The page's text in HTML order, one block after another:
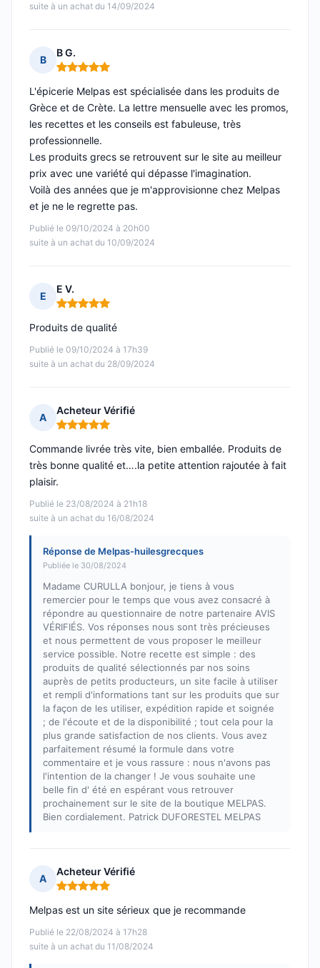
suite à un achat du 14/09/2024
B
B G.
Note : 5 sur 5
Publié le 09/10/2024 à 20h00
suite à un achat du 10/09/2024
L'épicerie Melpas est spécialisée dans les produits de
Grèce et de Crète. La lettre mensuelle avec les promos,
les recettes et les conseils est fabuleuse, très
professionnelle.
Les produits grecs se retrouvent sur le site au meilleur
prix avec une variété qui dépasse l'imagination.
Voilà des années que je m'approvisionne chez Melpas
et je ne le regrette pas.
E
E V.
Note : 5 sur 5
Publié le 09/10/2024 à 17h39
suite à un achat du 28/09/2024
Produits de qualité
A
Acheteur Vérifié
Note : 5 sur 5
Publié le 23/08/2024 à 21h18
suite à un achat du 16/08/2024
Commande livrée très vite, bien emballée. Produits de
très bonne qualité et….la petite attention rajoutée à fait
plaisir.
Réponse de Melpas-huilesgrecques
Publiée le 30/08/2024
Madame CURULLA bonjour, je tiens à vous
remercier pour le temps que vous avez consacré à
répondre au questionnaire de notre partenaire AVIS
VÉRIFIÉS. Vos réponses nous sont très précieuses
et nous permettent de vous proposer le meilleur
service possible. Notre recette est simple : des
produits de qualité sélectionnés par nos soins
auprès de petits producteurs, un site facile à utiliser
et rempli d'informations tant sur les produits que sur
la façon de les utiliser, expédition rapide et soignée
; de l'écoute et de la disponibilité ; tout cela pour la
plus grande satisfaction de nos clients. Vous avez
parfaitement résumé la formule dans votre
commentaire et je vous rassure : nous n'avons pas
l'intention de la changer ! Je vous souhaite une
belle fin d' été en espérant vous retrouver
prochainement sur le site de la boutique MELPAS.
Bien cordialement. Patrick DUFORESTEL MELPAS
A
Acheteur Vérifié
Note : 5 sur 5
Publié le 22/08/2024 à 17h28
suite à un achat du 11/08/2024
Melpas est un site sérieux que je recommande